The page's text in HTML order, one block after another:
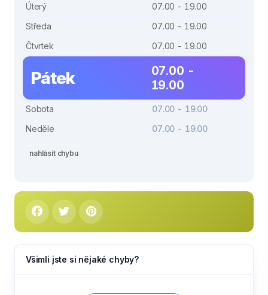
Úterý
07.00 - 19.00
Středa
07.00 - 19.00
Čtvrtek
07.00 - 19.00
Pátek
07.00 -
19.00
Sobota
07.00 - 19.00
Neděle
07.00 - 19.00
nahlásit chybu
Všimli jste si nějaké chyby?